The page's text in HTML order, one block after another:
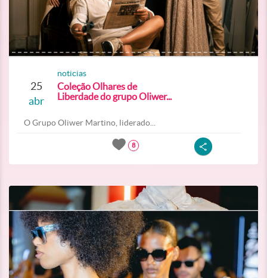
25
abr
noticias
Coleção Olhares de
Liberdade do grupo Oliwer...
O Grupo Oliwer Martino, liderado...
8